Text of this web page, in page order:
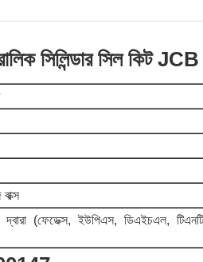
সিলিন্ডার সিল কিট
দ্বারা (ফেডেক্স, ইউপিএস, ডিএইচএল,